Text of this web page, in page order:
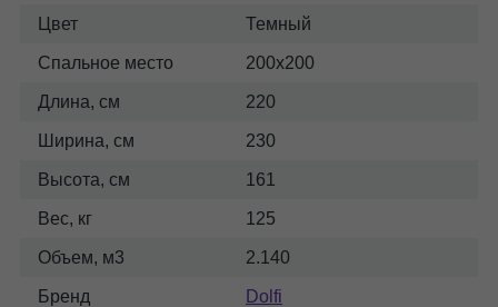
Цвет Темный
Спальное место 200x200
Длина, см 220
Ширина, см 230
Высота, см 161
Вес, кг 125
Объем, м3 2.140
Бренд Dolfi